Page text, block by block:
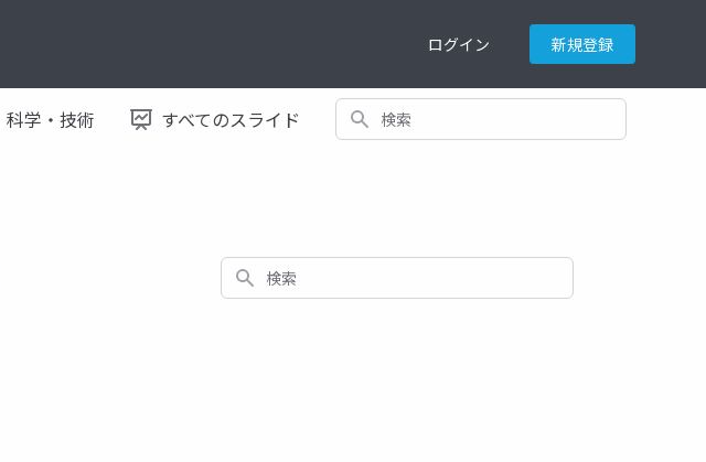
ログイン 新規登録
科学・技術 すべてのスライド 検索
検索